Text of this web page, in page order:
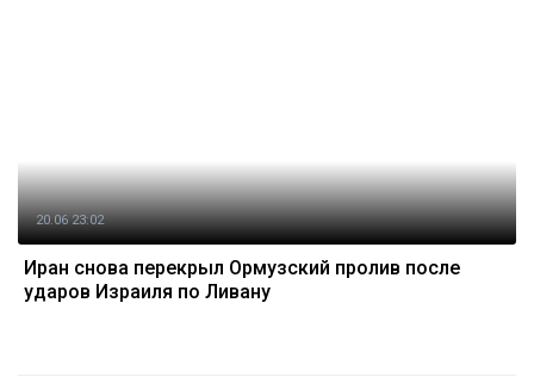
20.06 23:02
Иран снова перекрыл Ормузский пролив после
ударов Израиля по Ливану